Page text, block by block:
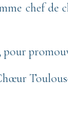
chef de